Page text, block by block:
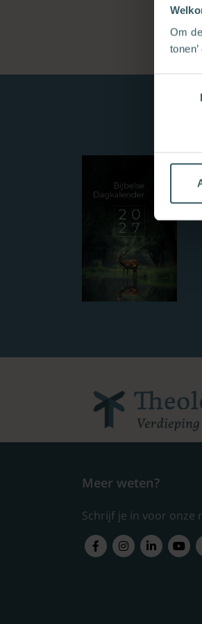
Om
Meer weten?
Schrijf je in voor onze